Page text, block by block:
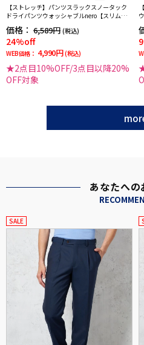
【ストレッチ】パンツスラックスノータック
ドライパンツウォッシャブルnero【スリムデ
ザイン】
価格： 6,589円 (税込)
24%off
WEB価格： 4,990円 (税込)
★2点目10%OFF/3点目以降20%
OFF対象
あなたへの
SALE